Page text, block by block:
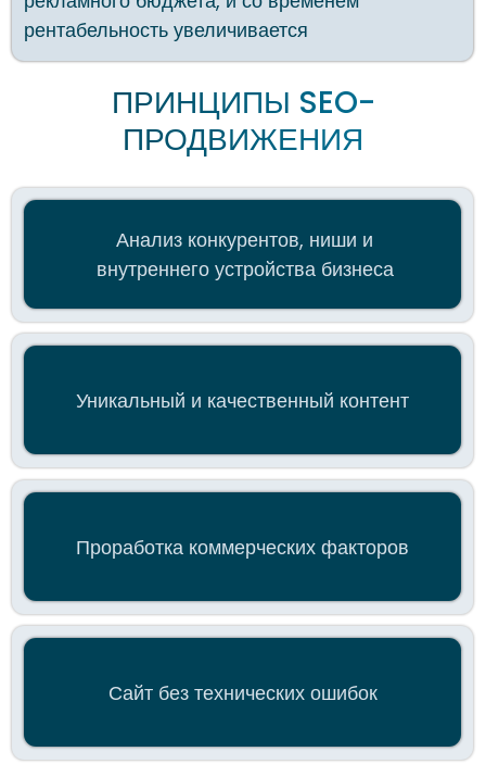
Анализ конкурентов, ниши и
внутреннего устройства бизнеса
Проработка коммерческих факторов
Анализ поведения пользователей
КАК ИМЕННО SEO
ПРИВОДИТ КЛИЕНТОВ